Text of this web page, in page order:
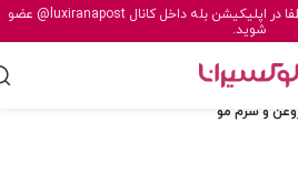
در اپلیکیشن بله داخل کانال@luxiranapost عضو
شوید.
و سرم مو